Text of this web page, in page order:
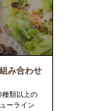
み合わせ
類以上の
ーライン